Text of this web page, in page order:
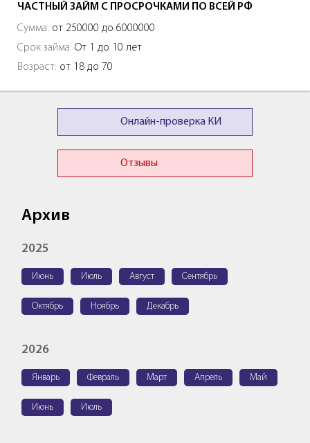
ЧАСТНЫЙ ЗАЙМ С ПРОСРОЧКАМИ ПО ВСЕЙ РФ
Сумма: от 250000 до 6000000
Срок займа: От 1 до 10 лет
Возраст: от 18 до 70
Онлайн-проверка КИ
Отзывы
Архив
2025
Июнь Июль Август Сентябрь
Октябрь Ноябрь Декабрь
2026
Январь Февраль Март Апрель Май
Июнь Июль